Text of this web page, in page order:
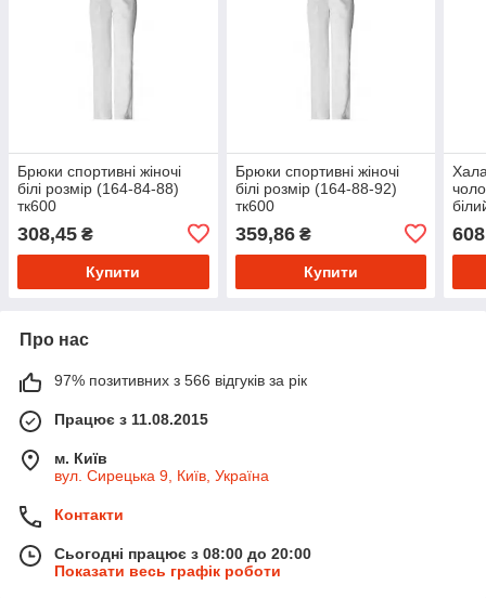
Брюки спортивні жіночі
білі розмір (164-84-88)
тк600
308,45 ₴
Купити
Брюки спортивні жіночі
білі розмір (164-88-92)
тк600
359,86₴
Купити
тк
Про нас
97% позитивних з 566 відгуків за рік
Працює з 11.08.2015
м. Київ
вул. Сирецька 9, Київ, Україна
Контакти
Сьогодні працює з 08:00 до 20:00
Показати весь графік роботи